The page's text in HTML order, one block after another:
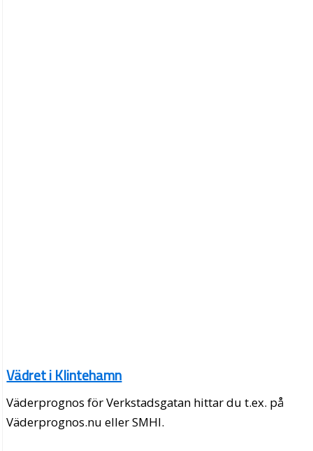
Vädret i Klintehamn
Väderprognos för Verkstadsgatan hittar du t.ex. på
Väderprognos.nu eller SMHI.